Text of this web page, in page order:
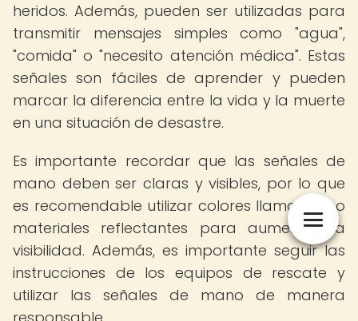
heridos. Además, pueden ser utilizadas para
transmitir mensajes simples como "agua",
"comida" o "necesito atención médica". Estas
señales son fáciles de aprender y pueden
marcar la diferencia entre la vida y la muerte
en una situación de desastre.
Es importante recordar que las señales de
mano deben ser claras y visibles, por lo que
es recomendable utilizar colores llamativos o
materiales reflectantes para aumentar la
visibilidad. Además, es importante seguir las
instrucciones de los equipos de rescate y
utilizar las señales de mano de manera